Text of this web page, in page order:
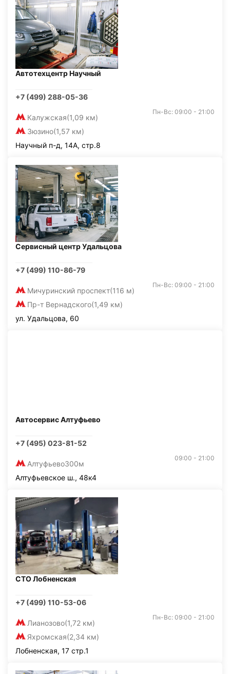
Автотехцентр Научный
+7 (499) 288-05-36
Калужская(1,09 км)
Зюзино(1,57 км)
Пн-Вс: 09:00 - 21:00
Научный п-д, 14А, стр.8
Сервисный центр Удальцова
+7 (499) 110-86-79
Мичуринский проспект(116 м)
Пр-т Вернадского(1,49 км)
Пн-Вс: 09:00 - 21:00
ул. Удальцова, 60
Автосервис Алтуфьево
+7 (495) 023-81-52
Алтуфьево300м
09:00 - 21:00
Алтуфьевское ш., 48к4
СТО Лобненская
+7 (499) 110-53-06
Лианозово(1,72 км)
Яхромская(2,34 км)
Пн-Вс: 09:00 - 21:00
Лобненская, 17 стр.1